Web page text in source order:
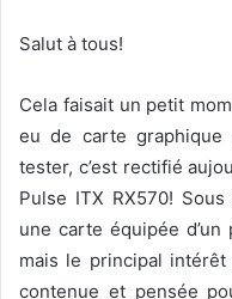
Salut à tous!
Cela faisait un petit
eu de carte graphique
tester, c’est rectifié
Pulse ITX RX570!
une carte équipée d’un
mais le principal
contenue et pensée